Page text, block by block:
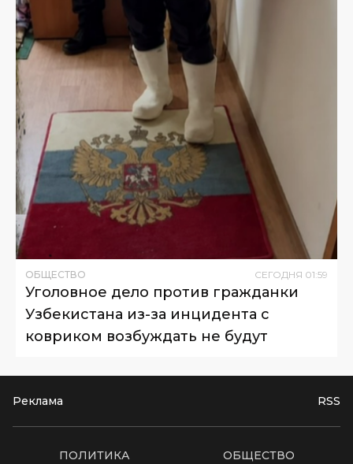
ОБЩЕСТВО СЕГОДНЯ 01:59
Уголовное дело против гражданки
Узбекистана из-за инцидента с
ковриком возбуждать не будут
Реклама RSS
ПОЛИТИКА
ОБЩЕСТВО